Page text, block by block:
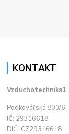
KONTAKT
Vzduchotechnika1
Podkovářská 800/6,
IČ: 29316618
DIČ: CZ29316618